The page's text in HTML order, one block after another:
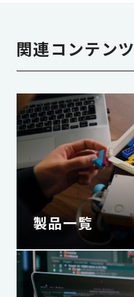
関連コンテンツ
製品一覧